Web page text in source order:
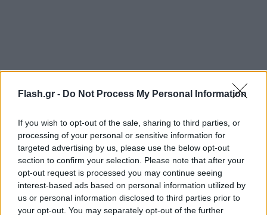
Flash.gr - Do Not Process My Personal Information
If you wish to opt-out of the sale, sharing to third parties, or
processing of your personal or sensitive information for
targeted advertising by us, please use the below opt-out
section to confirm your selection. Please note that after your
opt-out request is processed you may continue seeing
interest-based ads based on personal information utilized by
us or personal information disclosed to third parties prior to
your opt-out. You may separately opt-out of the further
Σύμφωνα με τον κ. Αρανίτη, υπάρχει υστέρηση στις
απαλλοτριώσεις, ενώ στο περιβαλλοντικό σκέλος
των έργων δεν έχει ληφθεί υπόψη όσο θα έπρεπε
το θέμα της ανθεκτικότητας και της κλιματικής
αλλαγής, που αποτελούν πλέον κρίσιμους
παράγοντες, οι οποίοι επηρεάζουν τον σχεδιασμό